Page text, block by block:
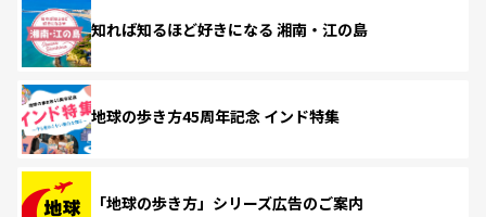
知れば知るほど好きになる 湘南・江の島
地球の歩き方45周年記念 インド特集
「地球の歩き方」シリーズ広告のご案内